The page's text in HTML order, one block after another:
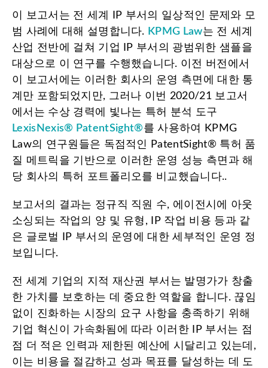
이 보고서는 전 세계 IP 부서의 일상적인 문제와 모
범 사례에 대해 설명합니다. KPMG Law는 전 세계
산업 전반에 걸쳐 기업 IP 부서의 광범위한 샘플을
대상으로 이 연구를 수행했습니다. 이전 버전에서
이 보고서에는 이러한 회사의 운영 측면에 대한 통
계만 포함되었지만, 그러나 이번 2020/21 보고서
에서는 수상 경력에 빛나는 특허 분석 도구
LexisNexis® PatentSight®를 사용하여 KPMG
Law의 연구원들은 독점적인 PatentSight® 특허 품
질 메트릭을 기반으로 이러한 운영 성능 측면과 해
당 회사의 특허 포트폴리오를 비교했습니다..
보고서의 결과는 정규직 직원 수, 에이전시에 아웃
소싱되는 작업의 양 및 유형, IP 작업 비용 등과 같
은 글로벌 IP 부서의 운영에 대한 세부적인 운영 정
보입니다.
전 세계 기업의 지적 재산권 부서는 발명가가 창출
한 가치를 보호하는 데 중요한 역할을 합니다. 끊임
없이 진화하는 시장의 요구 사항을 충족하기 위해
기업 혁신이 가속화됨에 따라 이러한 IP 부서는 점
점 더 적은 인력과 제한된 예산에 시달리고 있는데,
이는 비용을 절감하고 성과 목표를 달성하는 데 도